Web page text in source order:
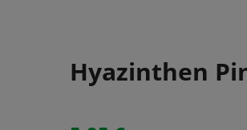
Hyazinthen